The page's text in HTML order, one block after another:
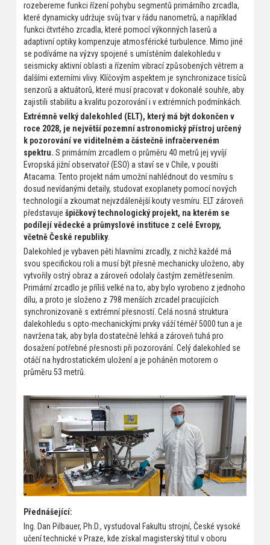
rozebereme funkci řízení pohybu segmentů primárního zrcadla,
které dynamicky udržuje svůj tvar v řádu nanometrů, a například
funkci čtvrtého zrcadla, které pomocí výkonných laserů a
adaptivní optiky kompenzuje atmosférické turbulence. Mimo jiné
se podíváme na výzvy spojené s umístěním dalekohledu v
seismicky aktivní oblasti a řízením vibrací způsobených větrem a
dalšími externími vlivy. Klíčovým aspektem je synchronizace tisíců
senzorů a aktuátorů, které musí pracovat v dokonalé souhře, aby
zajistili stabilitu a kvalitu pozorování i v extrémních podmínkách.
Extrémně velký dalekohled (ELT), který má být dokončen v
roce 2028, je největší pozemní astronomický přístroj určený
k pozorování ve viditelném a částečně infračerveném
spektru. S primárním zrcadlem o průměru 40 metrů jej vyvíjí
Evropská jižní observatoř (ESO) a staví se v Chile, v poušti
Atacama. Tento projekt nám umožní nahlédnout do vesmíru s
dosud nevídanými detaily, studovat exoplanety pomocí nových
technologií a zkoumat nejvzdálenější kouty vesmíru. ELT zároveň
představuje špičkový technologický projekt, na kterém se
podílejí vědecké a průmyslové instituce z celé Evropy,
včetně České republiky.
Dalekohled je vybaven pěti hlavními zrcadly, z nichž každé má
svou specifickou roli a musí být přesně mechanicky uloženo, aby
vytvořily ostrý obraz a zároveň odolaly častým zemětřesením.
Primární zrcadlo je příliš velké na to, aby bylo vyrobeno z jednoho
dílu, a proto je složeno z 798 menších zrcadel pracujících
synchronizovaně s extrémní přesností. Celá nosná struktura
dalekohledu s opto-mechanickými prvky váží téměř 5000 tun a je
navržena tak, aby byla dostatečně lehká a zároveň tuhá pro
dosažení potřebné přesnosti při pozorování. Celý dalekohled se
otáčí na hydrostatickém uložení a je poháněn motorem o
průměru 53 metrů.
Přednášející:
Ing. Dan Pilbauer, Ph.D., vystudoval Fakultu strojní, České vysoké
učení technické v Praze, kde získal magisterský titul v oboru